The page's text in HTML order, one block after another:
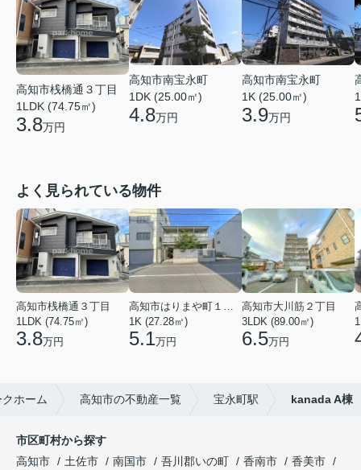
高知市桟橋通３丁目
1LDK (74.75㎡)
3.8万円
高知市南宝永町
1DK (25.00㎡)
4.8万円
高知市南宝永町
1K (25.00㎡)
3.9万円
よく見られている物件
高知市桟橋通３丁目
1LDK (74.75㎡)
3.8万円
高知市はりまや町１丁目
1K (27.28㎡)
5.1万円
高知市大川筋２丁目
3LDK (89.00㎡)
6.5万円
ホーム 高知市の不動産一覧 宝永町駅 kanada A棟
市区町村から探す
高知市
土佐市 南国市 吾川郡いの町 香南市
香美市